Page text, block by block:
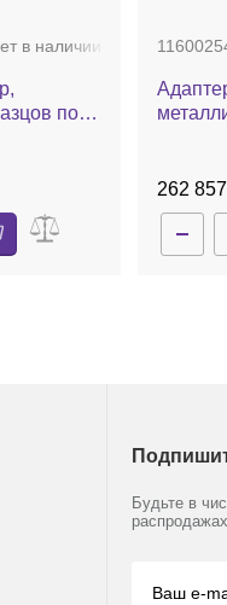
в наличии
по 2
262
Будьте в
распродажах